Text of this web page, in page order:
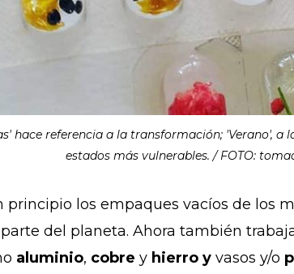
hace referencia a la transformación; 'Verano',
estados más vulnerables. / FOTO:
principio los empaques vacíos de los
del planeta. Ahora también
aluminio, cobre y hierro y vasos y/o